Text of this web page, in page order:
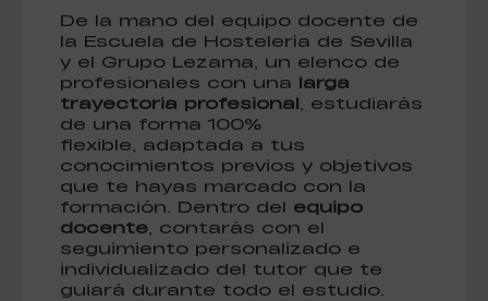
De la mano del equipo docente de
la Escuela de Hostelería de Sevilla
y el Grupo Lezama, un elenco de
profesionales con una larga
trayectoria profesional , estudiarás
de una forma 100%
flexible, adaptada a tus
conocimientos previos y objetivos
que te hayas marcado con la
formación. Dentro del equipo
docente , contarás con el
seguimiento personalizado e
individualizado del tutor que te
guiará durante todo el estudio.